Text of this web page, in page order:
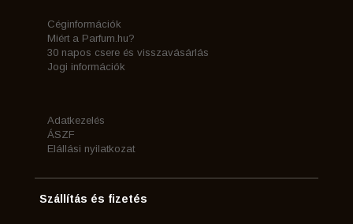
Céginformációk
Miért a Parfum.hu?
30 napos csere és visszavásárlás
Jogi információk
Adatkezelés
ÁSZF
Elállási nyilatkozat
Szállítás és fizetés